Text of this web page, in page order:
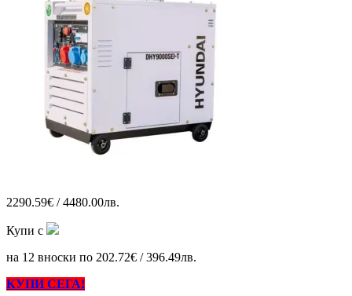
2290.59€ / 4480.00лв.
Купи с
на 12 вноски по 202.72€ / 396.49лв.
КУПИ СЕГА!